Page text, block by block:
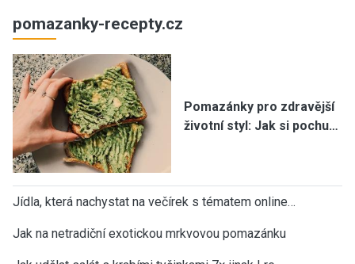
pomazanky-recepty.cz
Pomazánky pro zdravější
životní styl: Jak si pochu…
Jídla, která nachystat na večírek s tématem online…
Jak na netradiční exotickou mrkvovou pomazánku